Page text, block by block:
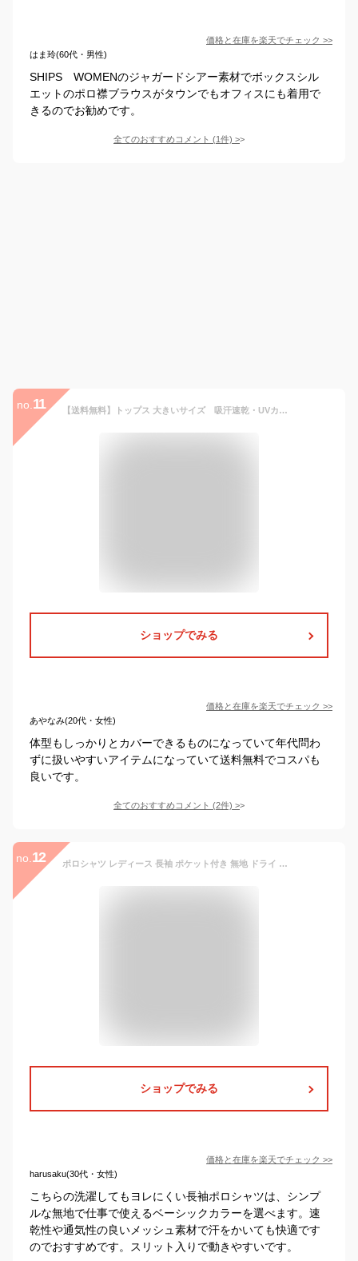
価格と在庫を楽天でチェック >>
はま玲(60代・男性)
SHIPS WOMENのジャガードシアー素材でボックスシル
エットのポロ襟ブラウスがタウンでもオフィスにも着用で
きるのでお勧めです。
全てのおすすめコメント (1件) >
no. 11 【送料無料】トップス 大きいサイズ 吸汗速乾・UVカットゆるシルエットポロシャツ 5分袖 レディース 体型カバー 仕事着 運動着 ベーシック 30代 40代 50代 春夏秋
ショップでみる
価格と在庫を楽天でチェック >>
あやなみ(20代・女性)
体型もしっかりとカバーできるものになっていて年代問わ
ずに扱いやすいアイテムになっていて送料無料でコスパも
良いです。
全てのおすすめコメント (2件) >
no. 12 ポロシャツ レディース 長袖 ポケット付き 無地 ドライ 吸汗速乾 UVカット 4.4オンス グリマー glimmer 00335-ALP 335alp 事務服 介護 制服 ユニフォーム 仕事用 ビジネス ゴルフ スポーツ 白 黒 紺 春 夏 秋 冬 大きいサイズ ユニセックス
ショップでみる
価格と在庫を楽天でチェック >>
harusaku(30代・女性)
こちらの洗濯してもヨレにくい長袖ポロシャツは、シンプ
ルな無地で仕事で使えるベーシックカラーを選べます。速
乾性や通気性の良いメッシュ素材で汗をかいても快適です
のでおすすめです。スリット入りで動きやすいです。